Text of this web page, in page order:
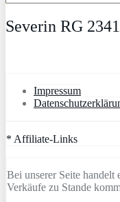
Severin RG
Impressum
* Affiliate-Links
Bei unserer Seite
Verkäufe zu Stande